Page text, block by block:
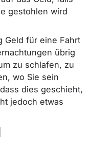
gestohlen wird
Geld für eine Fahrt
übrig
zu schlafen, zu
wo Sie sein
dies geschieht,
jedoch etwas